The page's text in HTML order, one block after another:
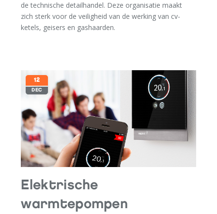
de technische detailhandel. Deze organisatie maakt
zich sterk voor de veiligheid van de werking van cv-
ketels, geisers en gashaarden.
12
DEC
Elektrische
warmtepompen